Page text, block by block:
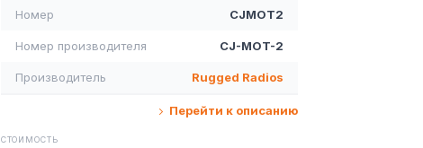
Номер CJMOT2
Номер производителя CJ-MOT-2
Производитель Rugged Radios
Перейти к описанию
СТОИМОСТЬ